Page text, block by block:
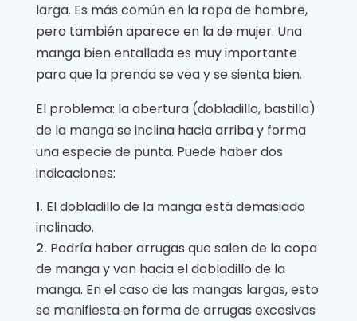
larga. Es más común en la ropa de hombre,
pero también aparece en la de mujer. Una
manga bien entallada es muy importante
para que la prenda se vea y se sienta bien.
El problema: la abertura (dobladillo, bastilla)
de la manga se inclina hacia arriba y forma
una especie de punta. Puede haber dos
indicaciones:
El dobladillo de la manga está demasiado
inclinado.
Podría haber arrugas que salen de la copa
de manga y van hacia el dobladillo de la
manga. En el caso de las mangas largas, esto
se manifiesta en forma de arrugas excesivas